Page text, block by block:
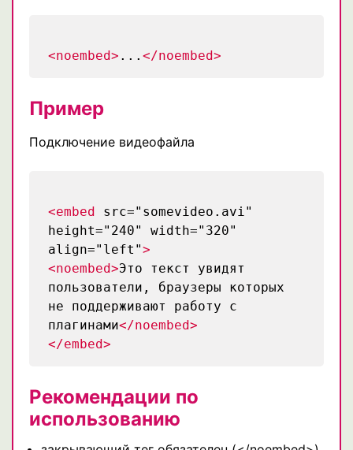
<noembed> ... </noembed>
Пример
Подключение видеофайла
<embed src="somevideo.avi"
height="240" width="320"
align="left">
<noembed>Это текст увидят
пользователи, браузеры которых
не поддерживают работу с
плагинами</noembed>
</embed>
Рекомендации по
использованию